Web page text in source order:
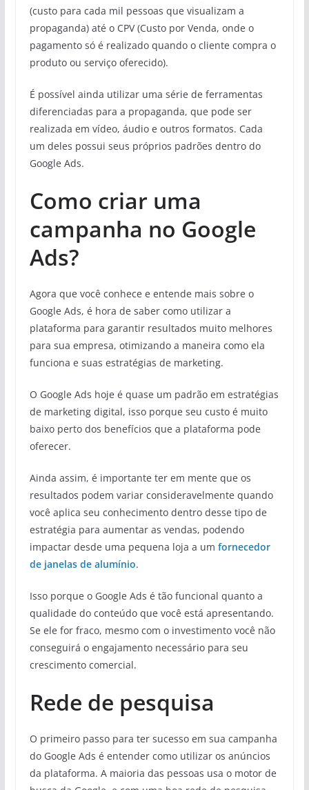
(custo para cada mil pessoas que visualizam a
propaganda) até o CPV (Custo por Venda, onde o
pagamento só é realizado quando o cliente compra o
produto ou serviço oferecido).
É possível ainda utilizar uma série de ferramentas
diferenciadas para a propaganda, que pode ser
realizada em vídeo, áudio e outros formatos. Cada
um deles possui seus próprios padrões dentro do
Google Ads.
Como criar uma
campanha no Google
Ads?
Agora que você conhece e entende mais sobre o
Google Ads, é hora de saber como utilizar a
plataforma para garantir resultados muito melhores
para sua empresa, otimizando a maneira como ela
funciona e suas estratégias de marketing.
O Google Ads hoje é quase um padrão em estratégias
de marketing digital, isso porque seu custo é muito
baixo perto dos benefícios que a plataforma pode
oferecer.
Ainda assim, é importante ter em mente que os
resultados podem variar consideravelmente quando
você aplica seu conhecimento dentro desse tipo de
estratégia para aumentar as vendas, podendo
impactar desde uma pequena loja a um fornecedor
de janelas de alumínio.
Isso porque o Google Ads é tão funcional quanto a
qualidade do conteúdo que você está apresentando.
Se ele for fraco, mesmo com o investimento você não
conseguirá o engajamento necessário para seu
crescimento comercial.
Rede de pesquisa
O primeiro passo para ter sucesso em sua campanha
do Google Ads é entender como utilizar os anúncios
da plataforma. A maioria das pessoas usa o motor de